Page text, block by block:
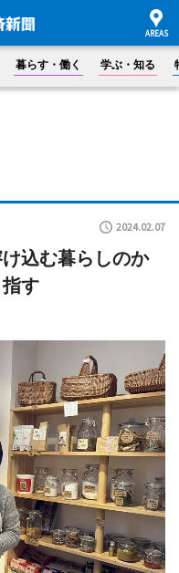
暮らす・働く 学ぶ・知る
2024.02.07
込む暮らしのか
す